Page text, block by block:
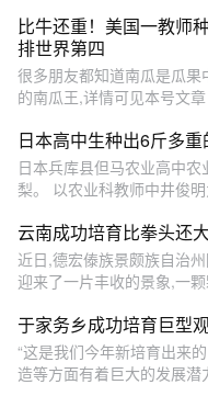
比牛还重！美国一教师
排世界第四
很多朋友都知道南瓜是瓜
的南瓜王,详情可见本号文
日本高中生种出6斤多
日本兵库县但马农业高中
梨。 以农业科教师中井俊
云南成功培育比拳头还
近日,德宏傣族景颇族自治
迎来了一片丰收的景象,一
于家务乡成功培育巨型
“这是我们今年新培育出来
造等方面有着巨大的发展